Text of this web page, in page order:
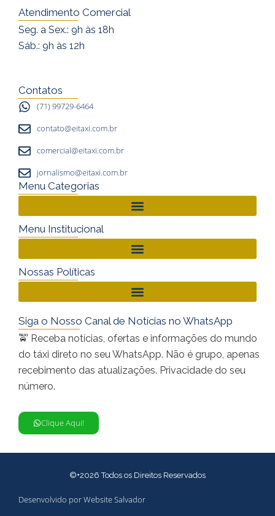
s
t
a
g
m
e
b
o
u
u
Atendimento Comercial
Seg. a Sex.: 9h às 18h
Sáb.: 9h às 12h
Contatos
(71) 99729-6464
contato@eitaxi.com.br
comercial@eitaxi.com.br
jornalismo@eitaxi.com.br
Menu Categorias
Menu Institucional
Nossas Políticas
Siga o Nosso Canal de Notícias no WhatsApp
🚖 Receba notícias, ofertas e informações do mundo
do táxi direto no seu WhatsApp. Não é grupo, apenas
recebimento das atualizações. Privacidade do seu
número.
Clique Aqui!
©+2026 Todos os Direitos Reservados
Desenvolvido por Website Salvador